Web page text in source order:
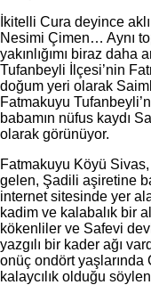
İkitelli Cura deyince
Nesimi Çimen… Aynı
yakınlığımı biraz daha
Tufanbeyli İlçesi’nin
doğum yeri olarak
Fatmakuyu
babamın nüfus kaydı
olarak görünüyor.
Fatmakuyu Köyü
gelen, Şadili aşiretine
internet sitesinde yer
kadim ve kalabalık bir
kökenliler ve Safevi
yazgılı bir kader ağı
onüç ondört yaşlarında
kalaycılık olduğu